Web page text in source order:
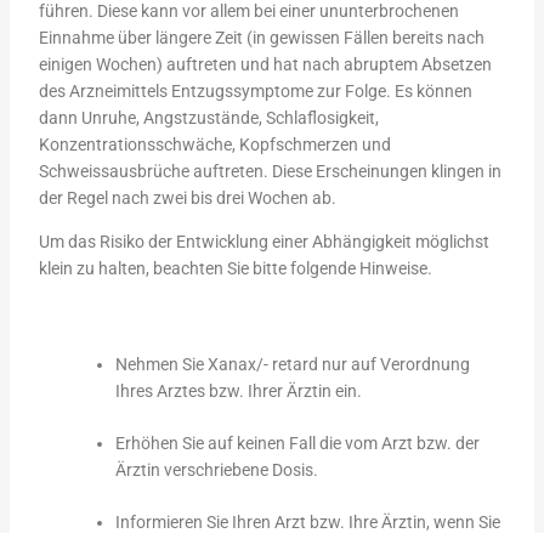
führen. Diese kann vor allem bei einer ununterbrochenen
Einnahme über längere Zeit (in gewissen Fällen bereits nach
einigen Wochen) auftreten und hat nach abruptem Absetzen
des Arzneimittels Entzugssymptome zur Folge. Es können
dann Unruhe, Angstzustände, Schlaflosigkeit,
Konzentrationsschwäche, Kopfschmerzen und
Schweissausbrüche auftreten. Diese Erscheinungen klingen in
der Regel nach zwei bis drei Wochen ab.
Um das Risiko der Entwicklung einer Abhängigkeit möglichst
klein zu halten, beachten Sie bitte folgende Hinweise.
Nehmen Sie Xanax/- retard nur auf Verordnung
Ihres Arztes bzw. Ihrer Ärztin ein.
Erhöhen Sie auf keinen Fall die vom Arzt bzw. der
Ärztin verschriebene Dosis.
Informieren Sie Ihren Arzt bzw. Ihre Ärztin, wenn Sie